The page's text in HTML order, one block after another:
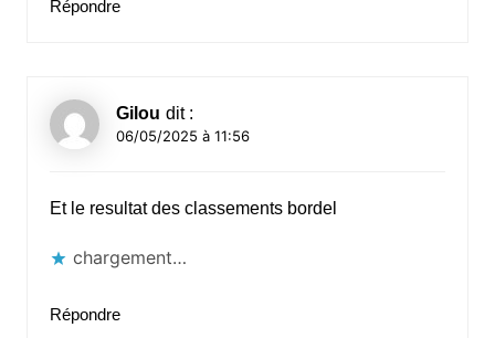
Répondre
Gilou dit :
06/05/2025 à 11:56
Et le resultat des classements bordel
chargement…
Répondre